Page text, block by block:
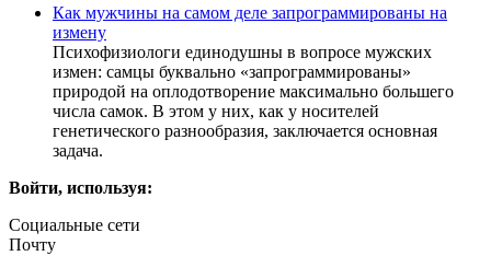
Как мужчины на самом деле запрограммированы на
измену
Психофизиологи единодушны в вопросе мужских
измен: самцы буквально «запрограммированы»
природой на оплодотворение максимально большего
числа самок. В этом у них, как у носителей
генетического разнообразия, заключается основная
задача.
Войти, используя:
Социальные сети
Почту